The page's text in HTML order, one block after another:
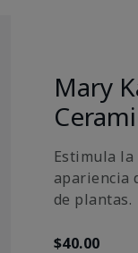
Mary
Estimula
apariencia
de plantas.
$40.00